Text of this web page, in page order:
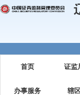
首页 证监
办事服务 辖